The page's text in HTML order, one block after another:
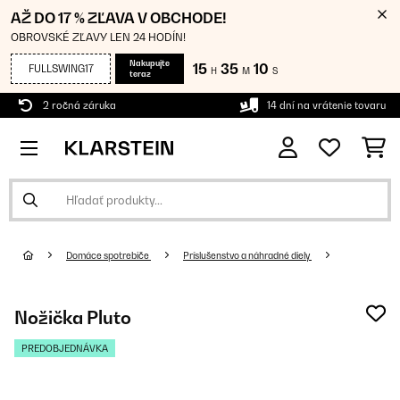
AŽ DO 17 % ZĽAVA V OBCHODE!
OBROVSKÉ ZĽAVY LEN 24 HODÍN!
FULLSWING17
Nakupujte
teraz
15 H 35 M 09 S
2 ročná záruka 14 dní na vrátenie tovaru
Domáce spotrebiče Príslušenstvo a náhradné diely
Nožička Pluto
PREDOBJEDNÁVKA